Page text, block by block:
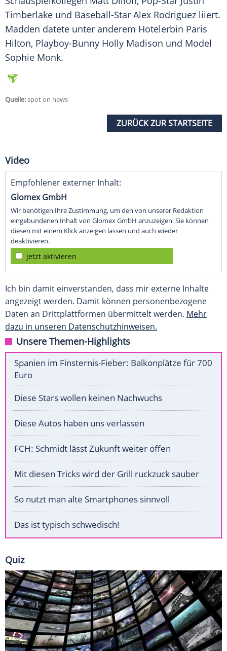
Timberlake und Baseball-Star Alex Rodriguez liiert.
Madden datete unter anderem Hotelerbin Paris
Hilton, Playboy-Bunny Holly Madison und Model
Sophie Monk.
Quelle:spot on news
ZURÜCK ZUR STARTSEITE
Video
Empfohlener externer Inhalt:
Glomex GmbH
Wir benötigen Ihre Zustimmung, um den von unserer Redaktion
eingebundenen Inhalt von Glomex GmbH anzuzeigen. Sie können
diesen mit einem Klick anzeigen lassen und auch wieder
deaktivieren.
jetzt aktivieren
Ich bin damit einverstanden, dass mir externe Inhalte
angezeigt werden. Damit können personenbezogene
Daten an Drittplattformen übermittelt werden. Mehr
dazu in unseren Datenschutzhinweisen.
Unsere Themen-Highlights
Spanien im Finsternis-Fieber: Balkonplätze für 700
Euro
Diese Stars wollen keinen Nachwuchs
Diese Autos haben uns verlassen
FCH: Schmidt lässt Zukunft weiter offen
Mit diesen Tricks wird der Grill ruckzuck sauber
So nutzt man alte Smartphones sinnvoll
Das ist typisch schwedisch!
Quiz